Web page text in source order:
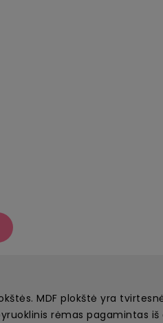
MDF plokštė yra
rėmas pagamintas